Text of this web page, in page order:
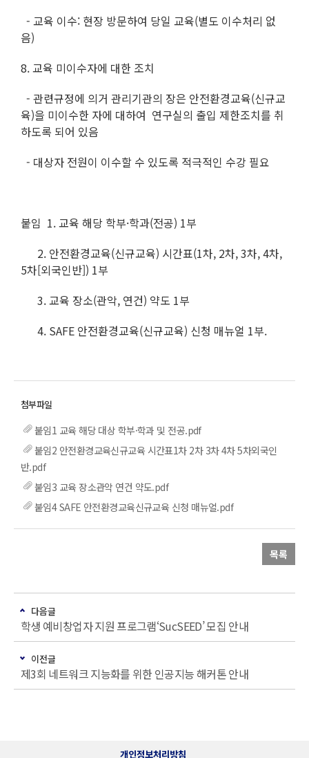
- 교육 이수: 현장 방문하여 당일 교육(별도 이수처리 없
음)
8. 교육 미이수자에 대한 조치
- 관련규정에 의거 관리기관의 장은 안전환경교육(신규교
육)을 미이수한 자에 대하여 연구실의 출입 제한조치를 취
하도록 되어 있음
- 대상자 전원이 이수할 수 있도록 적극적인 수강 필요
붙임 1. 교육 해당 학부·학과(전공) 1부
2. 안전환경교육(신규교육) 시간표(1차, 2차, 3차, 4차,
5차[외국인반]) 1부
3. 교육 장소(관악, 연건) 약도 1부
4. SAFE 안전환경교육(신규교육) 신청 매뉴얼 1부.
붙임1 교육 해당 대상 학부·학과 및 전공.pdf
붙임2 안전환경교육신규교육 시간표1차 2차 3차 4차 5차외국인
반.pdf
붙임3 교육 장소관악 연건 약도.pdf
붙임4 SAFE 안전환경교육신규교육 신청 매뉴얼.pdf
목록
다음글
학생 예비창업자 지원 프로그램‘SucSEED’ 모집 안내
이전글
제3회 네트워크 지능화를 위한 인공지능 해커톤 안내
개인정보처리방침